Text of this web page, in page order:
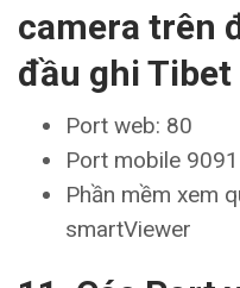
camera trên
đầu ghi Tibet
Port web: 80
Port mobile 9091
Phần mềm xem
smartViewer